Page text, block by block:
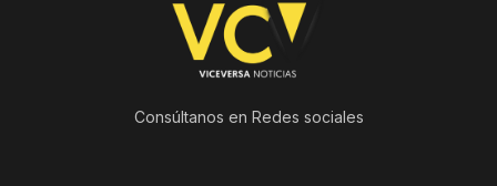
Consúltanos en Redes sociales